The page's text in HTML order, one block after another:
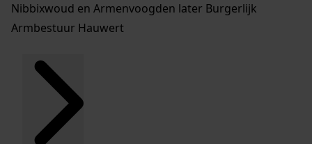
Nibbixwoud en Armenvoogden later Burgerlijk
Armbestuur Hauwert